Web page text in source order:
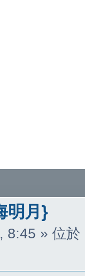
明月}
8:45 » 位於